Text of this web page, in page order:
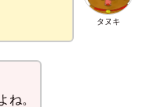
タヌキ
ね。